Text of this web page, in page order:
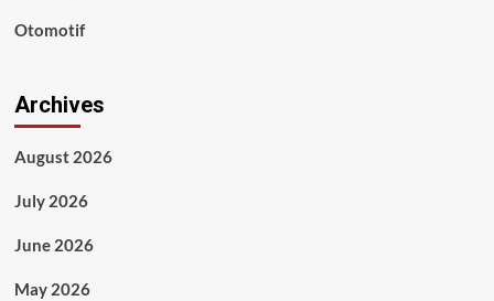
Otomotif
Archives
August 2026
July 2026
June 2026
May 2026